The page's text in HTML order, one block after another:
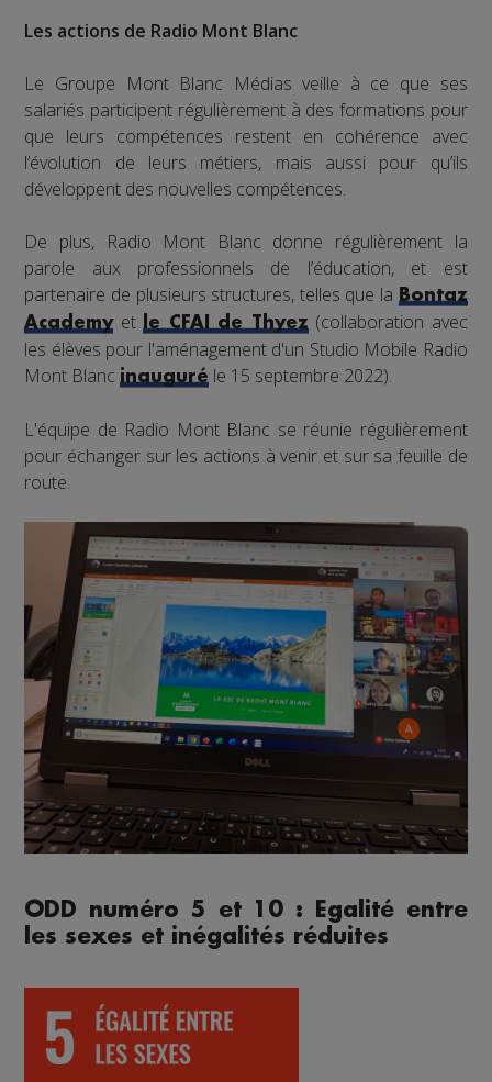
Les actions de Radio Mont Blanc
Le Groupe Mont Blanc Médias veille à ce que ses
salariés participent régulièrement à des formations pour
que leurs compétences restent en cohérence avec
l’évolution de leurs métiers, mais aussi pour qu’ils
développent des nouvelles compétences.
De plus, Radio Mont Blanc donne régulièrement la
parole aux professionnels de l’éducation, et est
partenaire de plusieurs structures, telles que la
Bontaz
Academyet le CFAI de Thyez(collaboration avec
les élèves pour l'aménagement d'un Studio Mobile Radio
Mont Blancinauguré le 15 septembre 2022).
L'équipe de Radio Mont Blanc se réunie régulièrement
pour échanger sur les actions à venir et sur sa feuille de
route.
ODD numéro 5 et 10 : Egalité entre
les sexes et inégalités réduites